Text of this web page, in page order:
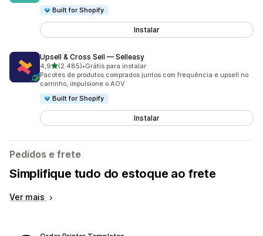
Built for Shopify
Instalar
Upsell & Cross Sell — Selleasy
4,9de 5 estrelas
(2.485)
2485 avaliações ao todo
•Grátis para instalar
Pacotes de produtos comprados juntos com frequência e upsell no
carrinho, impulsione o AOV
Built for Shopify
Instalar
Pedidos e frete
Simplifique tudo do estoque ao frete
Ver mais